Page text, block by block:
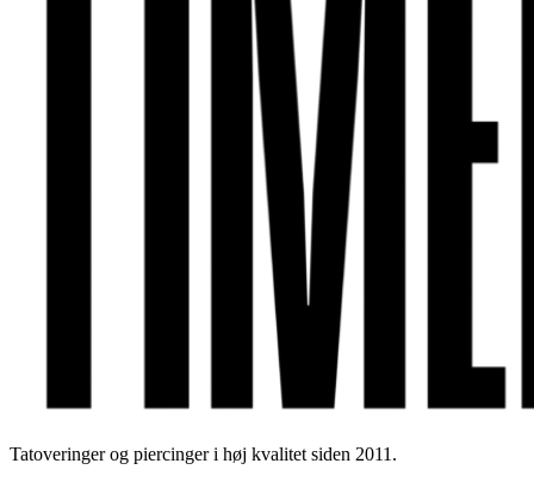
Tatoveringer og piercinger i høj kvalitet siden 2011.